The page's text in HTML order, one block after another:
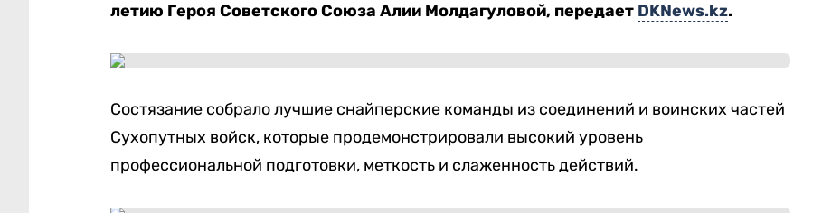
летию Героя Советского Союза Алии Молдагуловой, передает DKNews.kz.
Состязание собрало лучшие снайперские команды из соединений и воинских частей
Сухопутных войск, которые продемонстрировали высокий уровень
профессиональной подготовки, меткость и слаженность действий.